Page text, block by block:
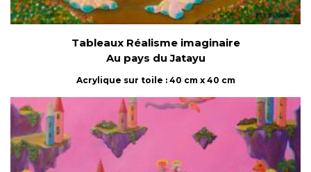
Tableaux Réalisme imaginaire
Au pays du Jatayu
Acrylique sur toile : 40 cm x 40 cm